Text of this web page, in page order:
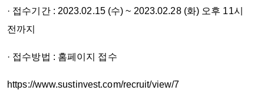
· 접수기간 : 2023.02.15 (수) ~ 2023.02.28 (화) 오후 11시
전까지
· 접수방법 : 홈페이지 접수
https://www.sustinvest.com/recruit/view/7